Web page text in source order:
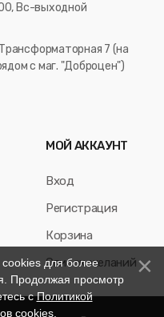
Вс-выходной
7 (на
с маг. "Доброцен")
МОЙ АККАУНТ
Вход
Регистрация
Корзина
Список желаний
для более
Продолжая просмотр
сПолитикой
cookies